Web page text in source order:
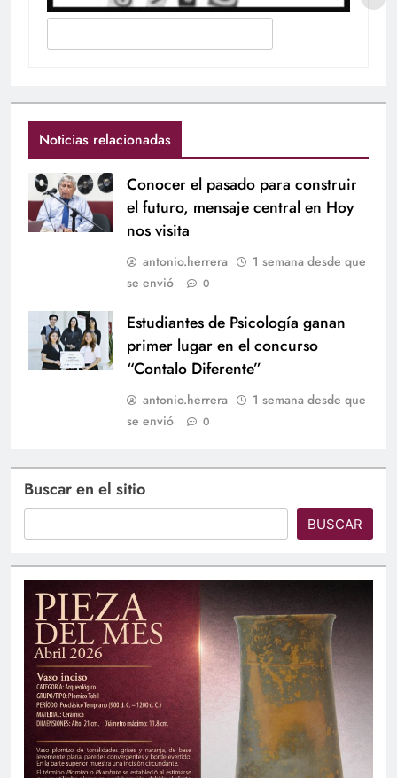
Noticias relacionadas
Conocer el pasado para construir
el futuro, mensaje central en Hoy
nos visita
antonio.herrera
1 semana desde que
se envió
0
Estudiantes de Psicología ganan
primer lugar en el concurso
“Contalo Diferente”
antonio.herrera
1 semana desde que
se envió
0
Buscar en el sitio
BUSCAR